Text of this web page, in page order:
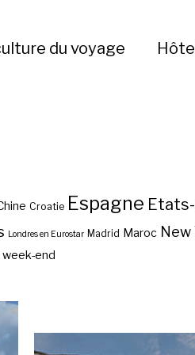
du voyage
Croatie Espagne
Londres en Eurostar Madrid Maroc New
week-end